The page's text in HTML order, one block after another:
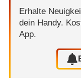
Erhalte
dein Handy.
App.